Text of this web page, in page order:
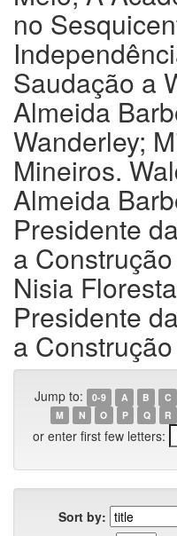
no
Saudação a
Almeida
Wanderley;
Mineiros.
Almeida
Presidente
a
Nisia
Presidente
a
Jump to: 0-9 A B C
M
N O P Q R
or enter first few letters:
Sort by: